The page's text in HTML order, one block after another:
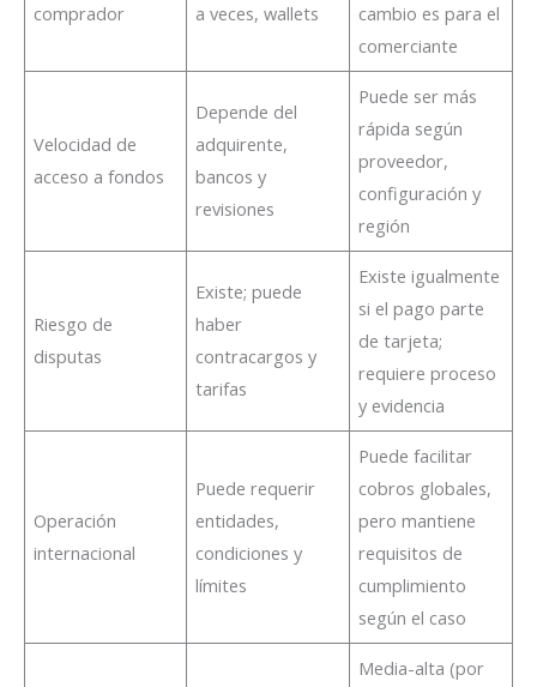
comprador
a veces, wallets
cambio es para el
comerciante
Velocidad de
acceso a fondos
Depende del
adquirente,
bancos y
revisiones
Puede ser más
rápida según
proveedor,
configuración y
región
Riesgo de
disputas
Existe; puede
haber
contracargos y
tarifas
Existe igualmente
si el pago parte
de tarjeta;
requiere proceso
y evidencia
Operación
internacional
Puede requerir
entidades,
condiciones y
límites
Puede facilitar
cobros globales,
pero mantiene
requisitos de
cumplimiento
según el caso
Media-alta (por